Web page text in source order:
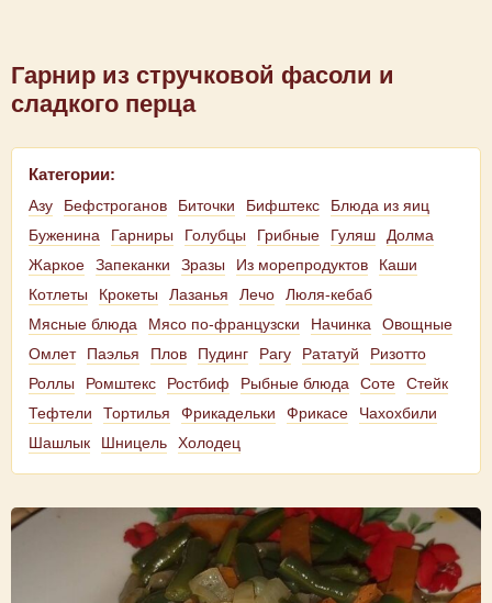
Гарнир из стручковой фасоли и
сладкого перца
Категории:
Азу Бефстроганов Биточки Бифштекс
Блюда из яиц
Буженина
Гарниры Голубцы Грибные Гуляш
Долма
Жаркое
Запеканки Зразы Из морепродуктов
Каши
Котлеты
Крокеты Лазанья Лечо
Люля-кебаб
Мясные блюда
Мясо по-французски Начинка
Овощные
Омлет
Паэлья Плов Пудинг Рагу Рататуй
Ризотто
Роллы
Ромштекс Ростбиф Рыбные блюда Соте
Стейк
Тефтели
Тортилья Фрикадельки Фрикасе
Чахохбили
Шашлык
Шницель Холодец